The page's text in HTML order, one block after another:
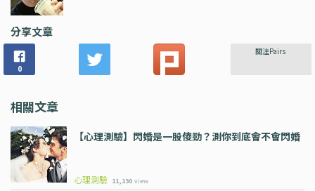
分享文章
0
關注Pairs
相關文章
【心理測驗】閃婚是一股傻勁？測你到底會不會閃婚
心理測驗 11,130 view